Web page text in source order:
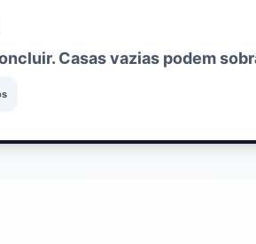
Casas vazias podem